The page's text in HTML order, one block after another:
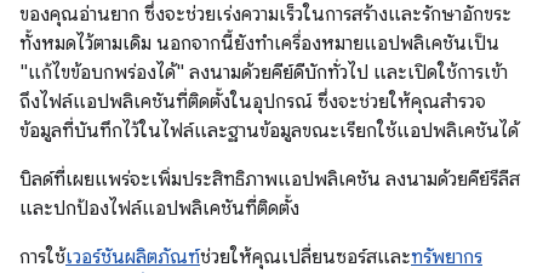
ของคุณอ่านยาก ซึ่งจะช่วยเร่งความเร็วในการสร้างและรักษาอักขระ
ทั้งหมดไว้ตามเดิม นอกจากนี้ยังทำเครื่องหมายแอปพลิเคชันเป็น
"แก้ไขข้อบกพร่องได้" ลงนามด้วยคีย์ดีบักทั่วไป และเปิดใช้การเข้า
ถึงไฟล์แอปพลิเคชันที่ติดตั้งในอุปกรณ์ ซึ่งจะช่วยให้คุณสำรวจ
ข้อมูลที่บันทึกไว้ในไฟล์และฐานข้อมูลขณะเรียกใช้แอปพลิเคชันได้
บิลด์ที่เผยแพร่จะเพิ่มประสิทธิภาพแอปพลิเคชัน ลงนามด้วยคีย์รีลีส
และปกป้องไฟล์แอปพลิเคชันที่ติดตั้ง
การใช้เวอร์ชันผลิตภัณฑ์ช่วยให้คุณเปลี่ยนซอร์สและทรัพยากร